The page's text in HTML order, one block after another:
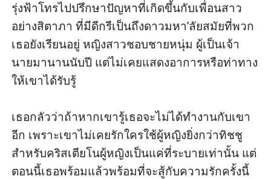
รุ่งฟ้าโทรไปปรึกษาปัญหาที่เกิดขึ้นกับเพื่อนสาว
อย่างสิตาภา ที่มีดีกรีเป็นถึงดาวมหา’ลัยสมัยที่พวก
เธอยังเรียนอยู่ หญิงสาวชอบชายหนุ่ม ผู้เป็นเจ้า
นายมานานนับปี แต่ไม่เคยแสดงอาการหรือท่าทาง
ให้เขาได้รับรู้
เธอกลัวว่าถ้าหากเขารู้เธอจะไม่ได้ทำงานกับเขา
อีก เพราะเขาไม่เคยรักใครใช้ผู้หญิงยิ่งกว่าทิชชู
สำหรับคริสเตียโนผู้หญิงเป็นแค่ที่ระบายเท่านั้น แต่
ตอนนี้เธอพร้อมแล้วพร้อมที่จะสู้กับความรักครั้งนี้